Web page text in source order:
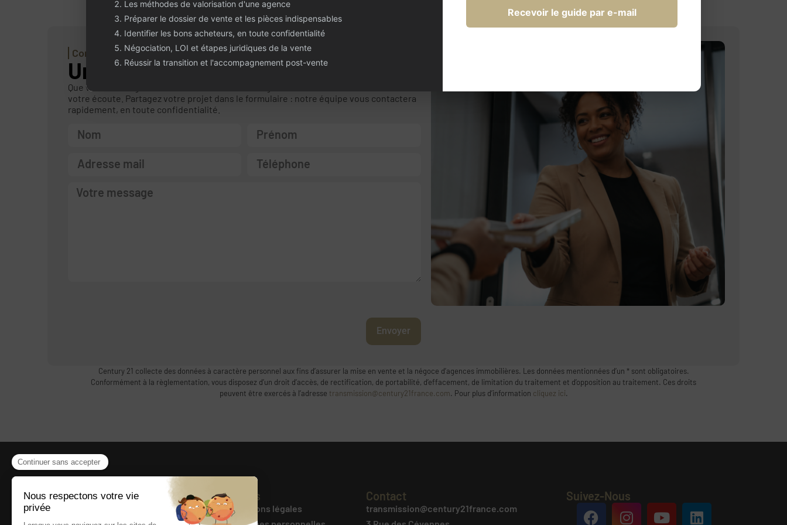
Contactez-nous
Un projet ou une question ?
Que vous envisagiez de céder ou d’acheter une agence immobilière, CENTURY 21 est à
votre écoute. Partagez votre projet dans le formulaire : notre équipe vous contactera
rapidement, en toute confidentialité.
Envoyer
Century 21 collecte des données à caractère personnel aux fins d’assurer la mise en vente et la négoce d’agences immobilières. Les données mentionnées d’un * sont obligatoires.
Conformément à la règlementation, vous disposez d’un droit d’accès, de rectification, de portabilité, d’effacement, de limitation du traitement et d’opposition au traitement. Ces droits
peuvent être exercés à l’adresse transmission@century21france.com. Pour plus d’information cliquez ici.
Présentation Liens
Mentions légales
Contact
transmission@century21france.com
Suivez-Nous
Les méthodes de valorisation d'une agence
Préparer le dossier de vente et les pièces indispensables
Identifier les bons acheteurs, en toute confidentialité
Négociation, LOI et étapes juridiques de la vente
Réussir la transition et l'accompagnement post-vente
Recevoir le guide par e-mail